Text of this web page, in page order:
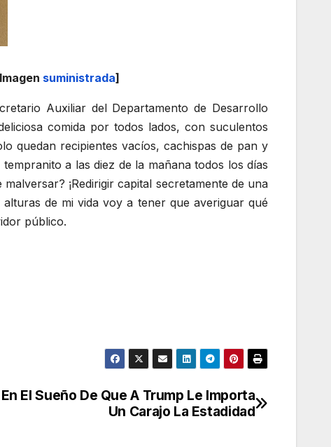
suministrada]
Auxiliar del Departamento de Desarrollo
comida por todos lados, con suculentos
quedan recipientes vacíos, cachispas de pan y
a las diez de la mañana todos los días
¡Redirigir capital secretamente de una
de mi vida voy a tener que averiguar qué
público.
El Sueño De Que A Trump Le Importa
Un Carajo La Estadidad